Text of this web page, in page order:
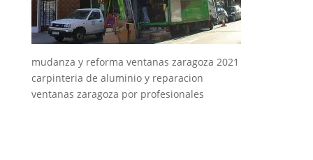
mudanza y reforma ventanas zaragoza 2021
carpinteria de aluminio y reparacion
ventanas zaragoza por profesionales